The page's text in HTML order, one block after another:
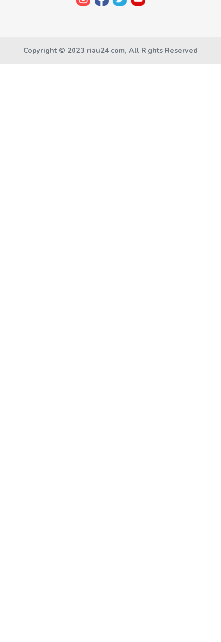
Copyright © 2023 riau24.com, All Rights Reserved